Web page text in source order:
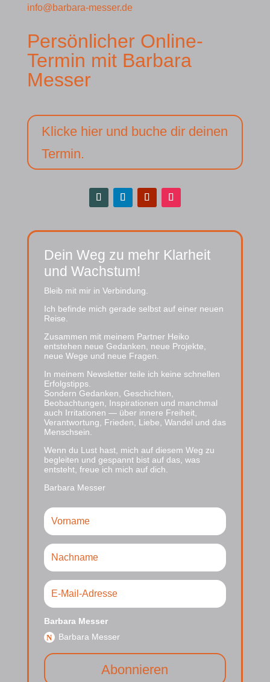
info@barbara-messer.de
Persönlicher Online-
Termin mit Barbara
Messer
Klicke hier und buche dir deinen
Termin.
Dein Weg zu mehr Klarheit
und Wachstum!
Bleib mit mir in Verbindung.
Ich befinde mich gerade selbst auf einer neuen
Reise.
Zusammen mit meinem Partner Heiko
entstehen neue Gedanken, neue Projekte,
neue Wege und neue Fragen.
In meinem Newsletter teile ich keine schnellen
Erfolgstipps.
Sondern Gedanken, Geschichten,
Beobachtungen, Inspirationen und manchmal
auch Irritationen — über innere Freiheit,
Verantwortung, Frieden, Liebe, Wandel und das
Menschsein.
Wenn du Lust hast, mich auf diesem Weg zu
begleiten und gespannt bist auf das, was
entsteht, freue ich mich auf dich.
Barbara Messer
Barbara Messer
Barbara Messer
Abonnieren